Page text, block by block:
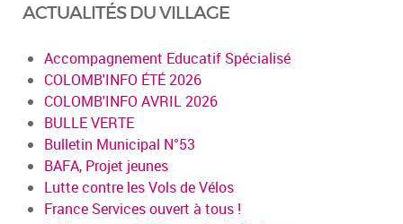
ACTUALITÉS DU VILLAGE
Accompagnement Educatif Spécialisé
COLOMB'INFO ÉTÉ 2026
COLOMB'INFO AVRIL 2026
BULLE VERTE
Bulletin Municipal N°53
BAFA, Projet jeunes
Lutte contre les Vols de Vélos
France Services ouvert à tous !